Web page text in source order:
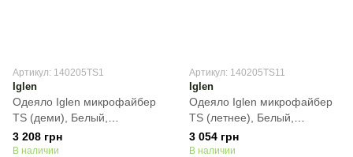
Артикул: 140205TS1
Iglen
Одеяло Iglen микрофайбер
TS (деми), Белый,
Полуторный, 140х205 см,
570 г
3 208 грн
В наличии
Артикул: 140205TS11
Iglen
Одеяло Iglen микрофайбер
TS (летнее), Белый,
Полуторный, 140х205 см,
400 г
3 054 грн
В наличии